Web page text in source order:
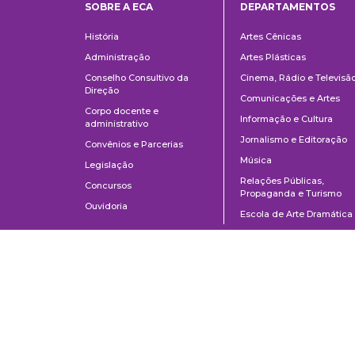
SOBRE A ECA
História
Administração
Conselho Consultivo da
Direção
Corpo docente e
administrativo
Convênios e Parcerias
Legislação
Concursos
Ouvidoria
DEPARTAMENTOS
Artes Cênicas
Artes Plásticas
Cinema, Rádio e
Comunicações e Artes
Informação e Cultura
Jornalismo e Editoração
Música
Relações Públicas,
Propaganda e Turismo
Escola de Arte Dramática